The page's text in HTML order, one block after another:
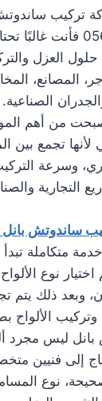
تركيب
0561986146 فأنت
العزل
المصانع،
الصناعية.
من أهم
تجمع بين
وسرعة
التجارية
ساندوتش
متكاملة تبدأ
نوع
وبعد ذلك يتم
الألواح
بانل ليس مجرد
إلى فنيين
نوع